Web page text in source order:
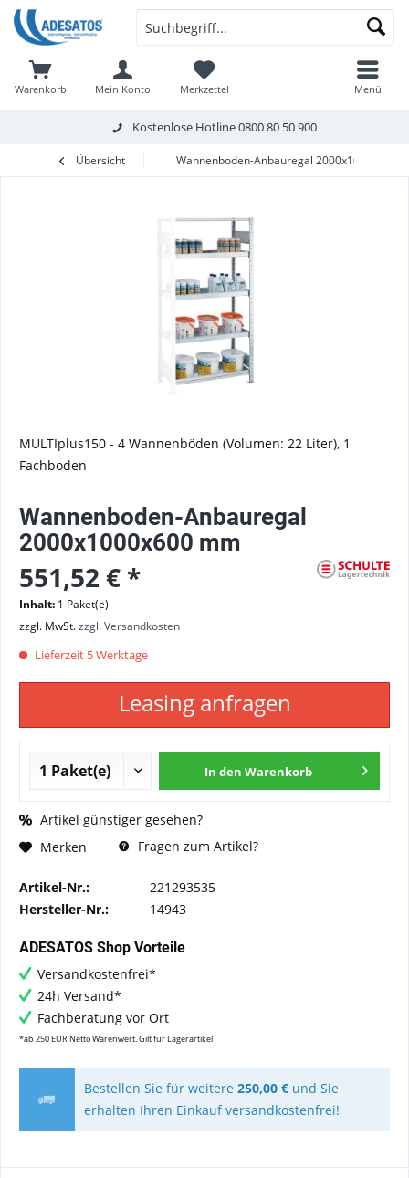
Kostenlose Hotline0800 80 50 900
Warenkorb Merkzettel
Mein Konto Menü
Übersicht Wannenboden-Anbauregal 2000x1000x600
MULTIplus150 - 4 Wannenböden (Volumen: 22 Liter), 1
Fachboden
Wannenboden-Anbauregal
2000x1000x600 mm
551,52 € *
Inhalt: 1 Paket(e)
zzgl. MwSt.zzgl. Versandkosten
Lieferzeit 5 Werktage
Leasing anfragen
In den Warenkorb
Artikel günstiger gesehen?
Merken
Fragen zum Artikel?
Artikel-Nr.:
221293535
Hersteller-Nr.:
14943
ADESATOS Shop Vorteile
Versandkostenfrei*
24h Versand*
Fachberatung vor Ort
*ab 250 EUR Netto Warenwert. Gilt für Lagerartikel
Bestellen Sie für weitere 250,00 €und Sie
erhalten Ihren Einkauf versandkostenfrei!